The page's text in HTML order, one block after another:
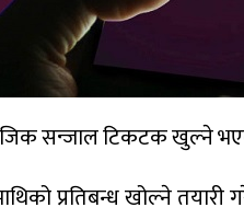
सन्जाल टिकटक खुल्ने
प्रतिबन्ध खोल्ने तयारी